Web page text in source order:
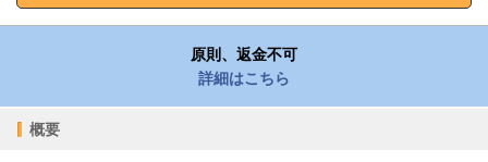
原則、返金不可
詳細はこちら
概要